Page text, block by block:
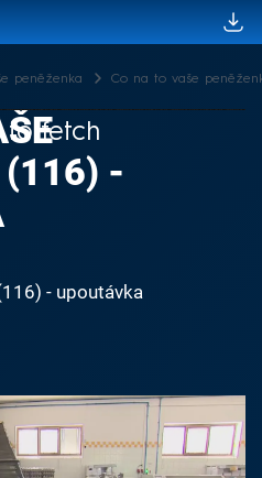
peněženka Co na to vaše
to fetch
(116) -
- upoutávka